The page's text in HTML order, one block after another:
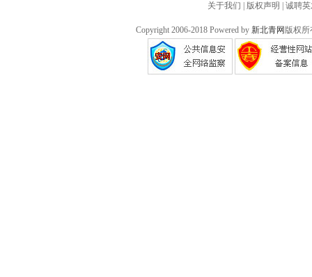
关于我们 版权声明 诚聘
Copyright 2006-2018 Powered by 新北青网 版权